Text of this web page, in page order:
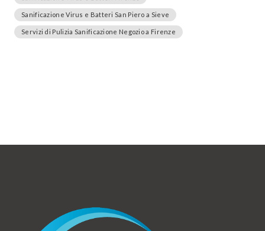
Sanificazione Virus e Batteri San Piero a Sieve
Servizi di Pulizia Sanificazione Negozio a Firenze